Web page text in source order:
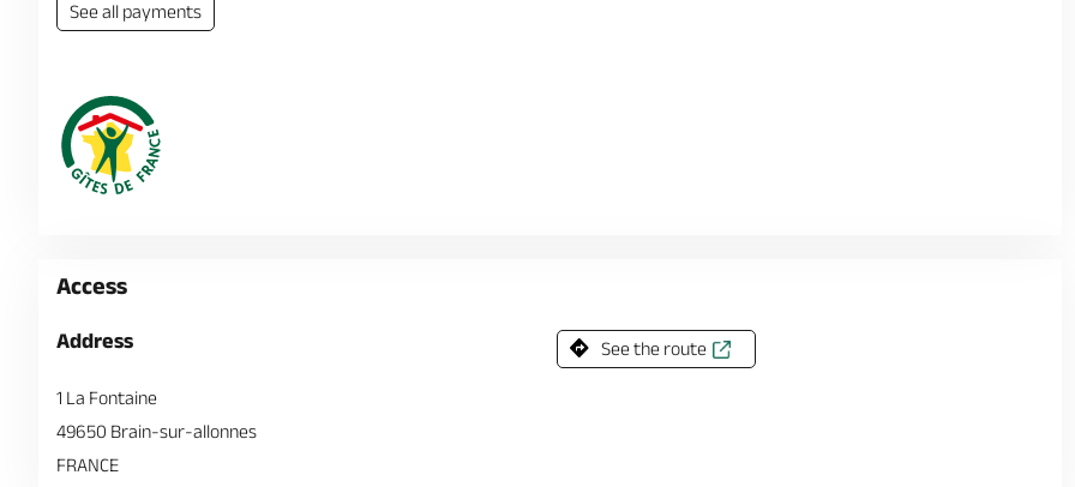
See all payments
Access
Address
1 La Fontaine
49650 Brain-sur-allonnes
FRANCE
See the route